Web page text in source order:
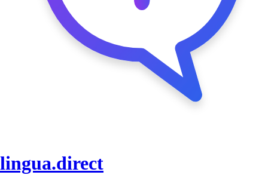
lingua.direct